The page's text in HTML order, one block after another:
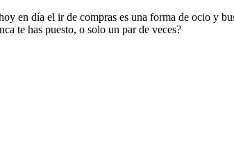
en día el ir de compras es una forma de ocio y
te has puesto, o solo un par de veces?